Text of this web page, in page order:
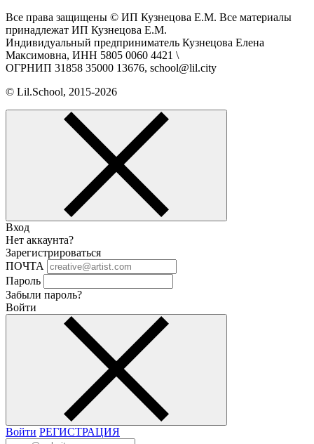
Все права защищены © ИП Кузнецова Е.М. Все материалы
принадлежат ИП Кузнецова Е.М.
Индивидуальный предприниматель Кузнецова Елена
Максимовна, ИНН 5805 0060 4421 \
ОГРНИП 31858 35000 13676, school@lil.city
© Lil.School, 2015‐2026
Вход
Нет аккаунта?
Зарегистрироваться
ПОЧТА
Пароль
Забыли пароль?
Войти
Войти РЕГИСТРАЦИЯ